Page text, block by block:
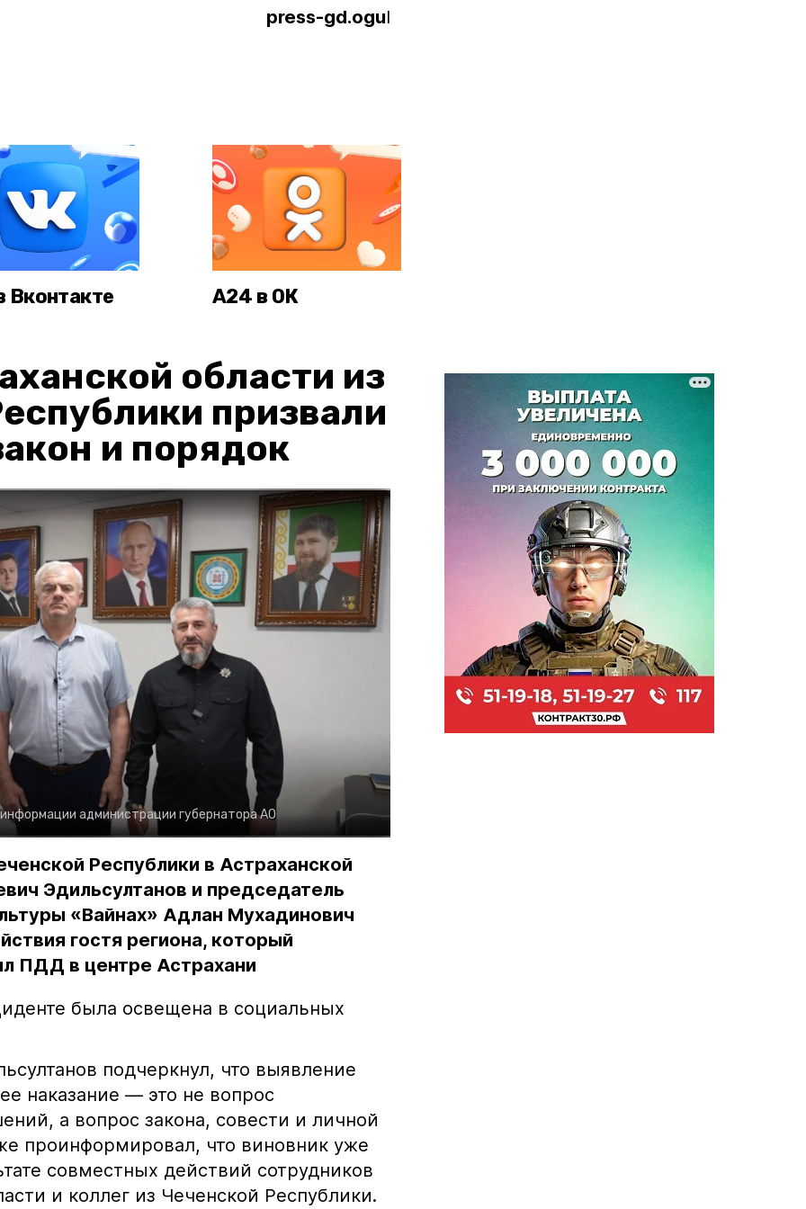
press-gd.ogul
Вконтакте А24 в ОК
области из
призвали
и порядок
администрации губернатора АО
Республики в Астраханской
Эдильсултанов и председатель
«Вайнах» Адлан Мухадинович
гостя региона, который
ПДД в центре Астрахани
была освещена в социальных
подчеркнул, что выявление
наказание — это не вопрос
а вопрос закона, совести и личной
проинформировал, что виновник уже
совместных действий сотрудников
и коллег из Чеченской Республики.